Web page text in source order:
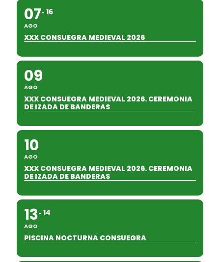
07
AGO
16
XXX CONSUEGRA MEDIEVAL 2026
09
AGO
XXX CONSUEGRA MEDIEVAL 2026. CEREMONIA
DE IZADA DE BANDERAS
10
AGO
XXX CONSUEGRA MEDIEVAL 2026. CEREMONIA
DE IZADA DE BANDERAS
13
AGO
14
PISCINA NOCTURNA CONSUEGRA